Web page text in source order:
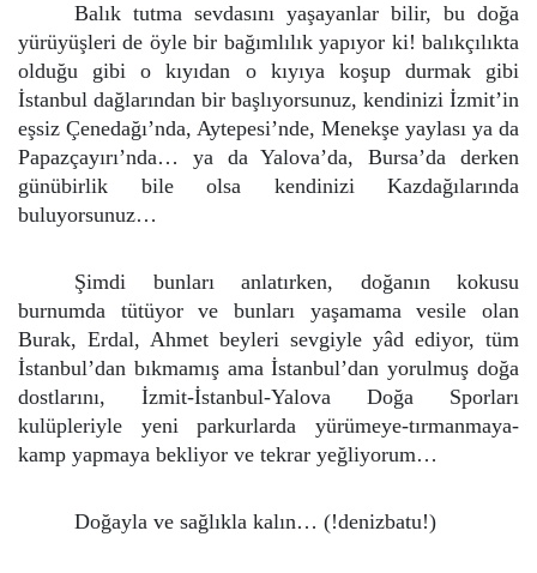
Balık tutma sevdasını yaşayanlar bilir, bu doğa
yürüyüşleri de öyle bir bağımlılık yapıyor ki! balıkçılıkta
olduğu gibi o kıyıdan o kıyıya koşup durmak gibi
İstanbul dağlarından bir başlıyorsunuz, kendinizi İzmit’in
eşsiz Çenedağı’nda, Aytepesi’nde, Menekşe yaylası ya da
Papazçayırı’nda… ya da Yalova’da, Bursa’da derken
günübirlik bile olsa kendinizi Kazdağılarında
buluyorsunuz…
Şimdi bunları anlatırken, doğanın kokusu
burnumda tütüyor ve bunları yaşamama vesile olan
Burak, Erdal, Ahmet beyleri sevgiyle yâd ediyor, tüm
İstanbul’dan bıkmamış ama İstanbul’dan yorulmuş doğa
dostlarını, İzmit-İstanbul-Yalova Doğa Sporları
kulüpleriyle yeni parkurlarda yürümeye-tırmanmaya-
kamp yapmaya bekliyor ve tekrar yeğliyorum…
Doğayla ve sağlıkla kalın… (!denizbatu!)